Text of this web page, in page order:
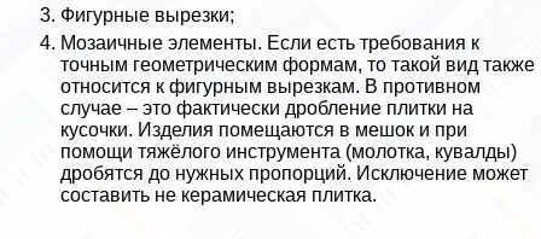
Фигурные вырезки;
Мозаичные элементы. Если есть требования к
точным геометрическим формам, то такой вид также
относится к фигурным вырезкам. В противном
случае – это фактически дробление плитки на
кусочки. Изделия помещаются в мешок и при
помощи тяжёлого инструмента (молотка, кувалды)
дробятся до нужных пропорций. Исключение может
составить не керамическая плитка.